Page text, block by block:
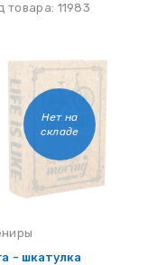
товара: 11983
Нет на
складе
- шкатулка